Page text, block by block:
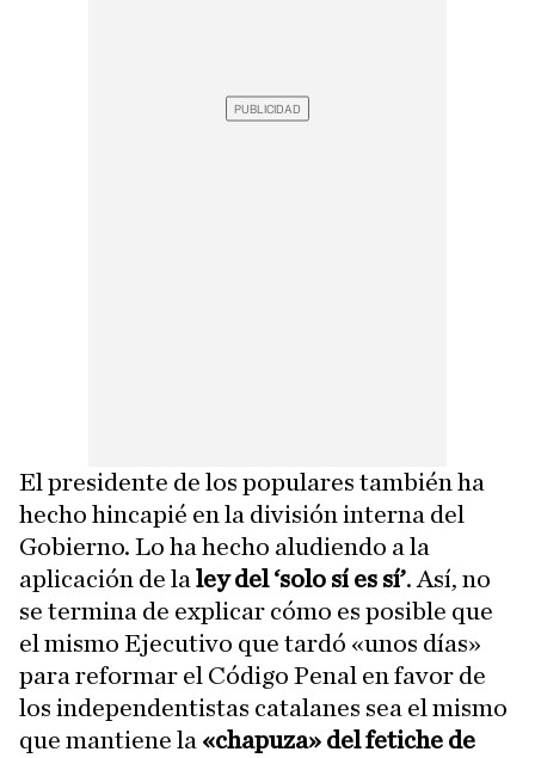
El presidente de los populares también ha
hecho hincapié en la división interna del
Gobierno. Lo ha hecho aludiendo a la
aplicación de la ley del ‘solo sí es sí’. Así, no
se termina de explicar cómo es posible que
el mismo Ejecutivo que tardó «unos días»
para reformar el Código Penal en favor de
los independentistas catalanes sea el mismo
que mantiene la «chapuza» del fetiche de